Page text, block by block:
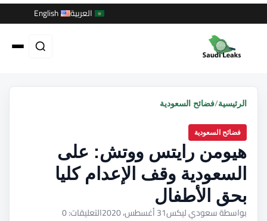
العربية English
الرئيسية/فضائح السعودية
فضائح السعودية
هيومن رايتس ووتش: على
السعودية وقف الإعدام كليا
بحق الأطفال
بواسطة سعودي ليكس31 أغسطس، 2020 التعليقات: 0